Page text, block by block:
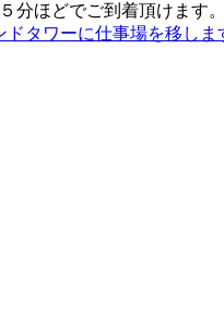
ほどでご到着頂けます
ドタワーに仕事場を移しま